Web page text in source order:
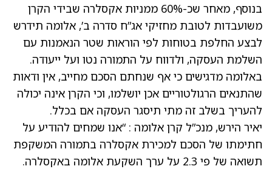
בנוסף, מאחר שכ-60% ממניות אקסלרה שבידי הקרן
משועבדות לטובת מחזיקי אג”ח סדרה ב’, אלומה תידרש
לבצע החלפת בטוחות לפי הוראות שטר הנאמנות עם
השלמת העסקה, ולדווח על התמורה נטו ועל ייעודה.
באלומה מדגישים כי אף שנחתם הסכם מחייב, אין ודאות
שהתנאים הרגולטוריים אכן יושלמו, וכי הקרן אינה יכולה
להעריך בשלב זה מתי תיסגר העסקה אם בכלל.
יאיר הירש, מנכ”ל קרן אלומה : “אנו שמחים להודיע על
חתימתו של הסכם למכירת אקסלרה בתמורה המשקפת
תשואה של פי 2.3 על ערך השקעת אלומה באקסלרה.